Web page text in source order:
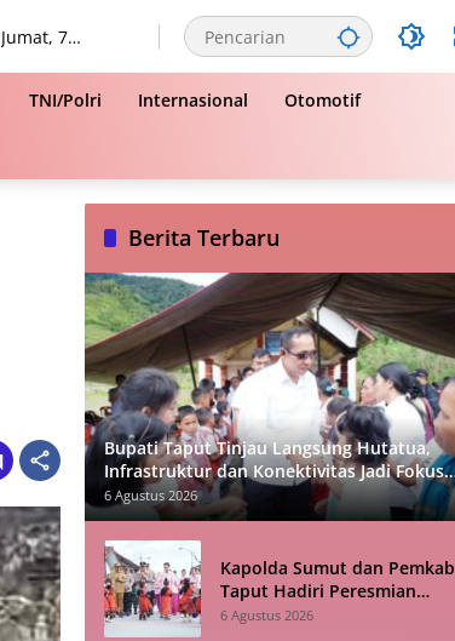
Jumat, 7
TNI/Polri Internasional Otomotif
Berita Terbaru
Bupati Taput Tinjau Langsung Hutatua,
Infrastruktur dan Konektivitas Jadi Fokus
Utama
6 Agustus 2026
Kapolda Sumut dan Pemkab
Taput Hadiri Peresmian
Revitalisasi TK Kemala
6 Agustus 2026